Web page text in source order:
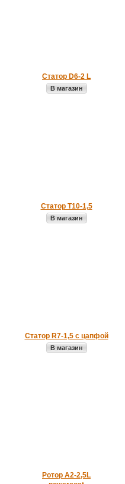
Статор D6-2 L
В магазин
Статор T10-1,5
В магазин
Статор R7-1,5 с цапфой
В магазин
Ротор А2-2,5L